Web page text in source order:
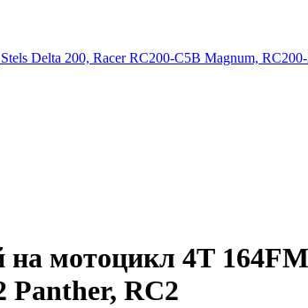
мотоцикл 4Т
Panther, RC2